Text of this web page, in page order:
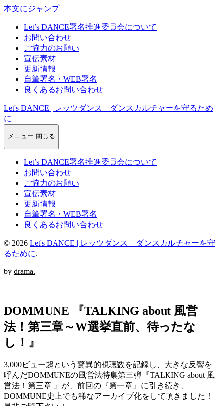
本文にジャンプ
Let’s DANCE署名推進委員会について
お問い合わせ
ご協力のお願い
宣伝素材
更新情報
自筆署名・WEB署名
良くあるお問い合わせ
Let's DANCE | レッツダンス ダンスカルチャーを守るため
に
メニュー 閉じる
Let’s DANCE署名推進委員会について
お問い合わせ
ご協力のお願い
宣伝素材
更新情報
自筆署名・WEB署名
良くあるお問い合わせ
© 2026 Let's DANCE | レッツダンス ダンスカルチャーを守
るために.
by drama.
DOMMUNE 『TALKING about 風営
法！第三章～W選挙直前、待ったな
し！』
3,000ビュー超という驚異的視聴数を記録し、大きな反響を
呼んだDOMMUNEの風営法特集第三弾『TALKING about 風
営法！第三章 』が、前回の『第一章』に引き続き、
DOMMUNE史上でも稀なアーカイブ化をして頂きました！